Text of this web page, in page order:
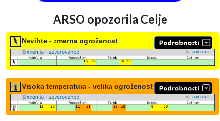
ARSO opozorila Celje
Nevihte - zmerna ogroženost
Visoka temperatura - velika ogroženost